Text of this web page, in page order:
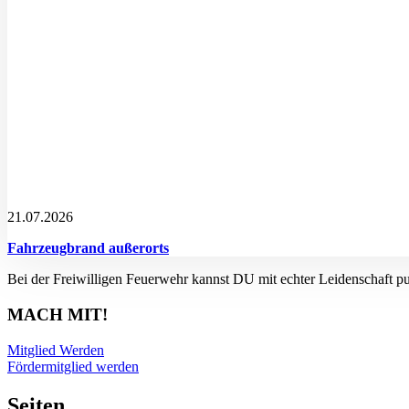
21.07.2026
Fahrzeugbrand außerorts
Bei der Freiwilligen Feuerwehr kannst DU mit echter Leidenschaft
MACH MIT!
Mitglied Werden
Fördermitglied werden